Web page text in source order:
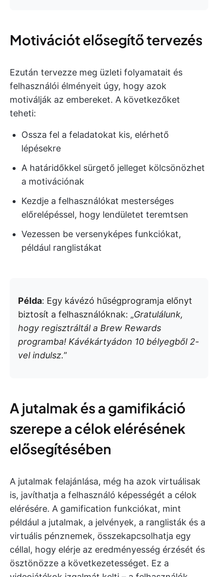
Motivációt elősegítő tervezés
Ezután tervezze meg üzleti folyamatait és
felhasználói élményeit úgy, hogy azok
motiválják az embereket. A következőket
teheti:
Ossza fel a feladatokat kis, elérhető
lépésekre
A határidőkkel sürgető jelleget kölcsönözhet
a motivációnak
Kezdje a felhasználókat mesterséges
előrelépéssel, hogy lendületet teremtsen
Vezessen be versenyképes funkciókat,
például ranglistákat
Példa: Egy kávézó hűségprogramja előnyt
biztosít a felhasználóknak: „Gratulálunk,
hogy regisztráltál a Brew Rewards
programba! Kávékártyádon 10 bélyegből 2-
vel indulsz.”
A jutalmak és a gamifikáció
szerepe a célok elérésének
elősegítésében
A jutalmak felajánlása, még ha azok virtuálisak
is, javíthatja a felhasználó képességét a célok
elérésére. A gamification funkciókat, mint
például a jutalmak, a jelvények, a ranglisták és a
virtuális pénznemek, összekapcsolhatja egy
céllal, hogy elérje az eredményesség érzését és
ösztönözze a következetességet. Ez a